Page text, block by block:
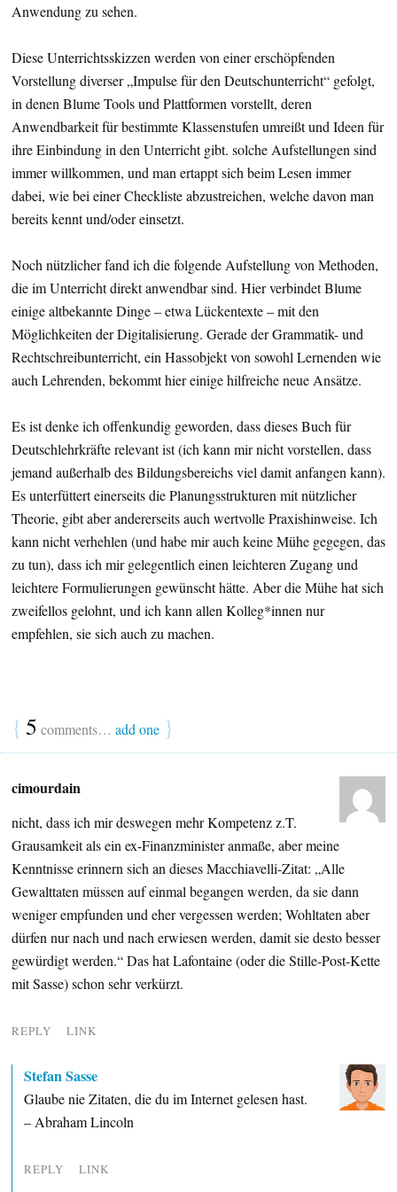
Anwendung zu sehen.
Diese Unterrichtsskizzen werden von einer erschöpfenden
Vorstellung diverser „Impulse für den Deutschunterricht“ gefolgt,
in denen Blume Tools und Plattformen vorstellt, deren
Anwendbarkeit für bestimmte Klassenstufen umreißt und Ideen für
ihre Einbindung in den Unterricht gibt. solche Aufstellungen sind
immer willkommen, und man ertappt sich beim Lesen immer
dabei, wie bei einer Checkliste abzustreichen, welche davon man
bereits kennt und/oder einsetzt.
Noch nützlicher fand ich die folgende Aufstellung von Methoden,
die im Unterricht direkt anwendbar sind. Hier verbindet Blume
einige altbekannte Dinge – etwa Lückentexte – mit den
Möglichkeiten der Digitalisierung. Gerade der Grammatik- und
Rechtschreibunterricht, ein Hassobjekt von sowohl Lernenden wie
auch Lehrenden, bekommt hier einige hilfreiche neue Ansätze.
Es ist denke ich offenkundig geworden, dass dieses Buch für
Deutschlehrkräfte relevant ist (ich kann mir nicht vorstellen, dass
jemand außerhalb des Bildungsbereichs viel damit anfangen kann).
Es unterfüttert einerseits die Planungsstrukturen mit nützlicher
Theorie, gibt aber andererseits auch wertvolle Praxishinweise. Ich
kann nicht verhehlen (und habe mir auch keine Mühe gegegen, das
zu tun), dass ich mir gelegentlich einen leichteren Zugang und
leichtere Formulierungen gewünscht hätte. Aber die Mühe hat sich
zweifellos gelohnt, und ich kann allen Kolleg*innen nur
empfehlen, sie sich auch zu machen.
{ 5 comments… add one }
cimourdain
nicht, dass ich mir deswegen mehr Kompetenz z.T.
Grausamkeit als ein ex-Finanzminister anmaße, aber meine
Kenntnisse erinnern sich an dieses Macchiavelli-Zitat: „Alle
Gewalttaten müssen auf einmal begangen werden, da sie dann
weniger empfunden und eher vergessen werden; Wohltaten aber
dürfen nur nach und nach erwiesen werden, damit sie desto besser
gewürdigt werden.“ Das hat Lafontaine (oder die Stille-Post-Kette
mit Sasse) schon sehr verkürzt.
REPLY LINK
Stefan Sasse
Glaube nie Zitaten, die du im Internet gelesen hast.
– Abraham Lincoln
REPLY LINK